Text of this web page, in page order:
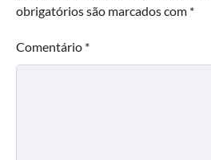
obrigatórios são marcados com *
Comentário *